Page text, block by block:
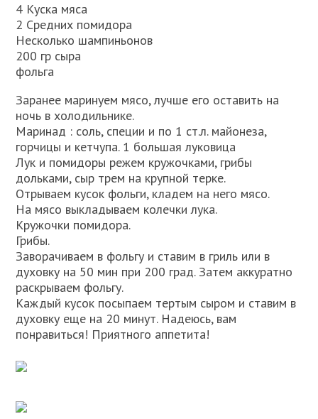
4 Куска мяса
2 Средних помидора
Несколько шампиньонов
200 гр сыра
фольга
Заранее маринуем мясо, лучше его оставить на
ночь в холодильнике.
Маринад : соль, специи и по 1 ст.л. майонеза,
горчицы и кетчупа. 1 большая луковица
Лук и помидоры режем кружочками, грибы
дольками, сыр трем на крупной терке.
Отрываем кусок фольги, кладем на него мясо.
На мясо выкладываем колечки лука.
Кружочки помидора.
Грибы.
Заворачиваем в фольгу и ставим в гриль или в
духовку на 50 мин при 200 град. Затем аккуратно
раскрываем фольгу.
Каждый кусок посыпаем тертым сыром и ставим в
духовку еще на 20 минут. Надеюсь, вам
понравиться! Приятного аппетита!